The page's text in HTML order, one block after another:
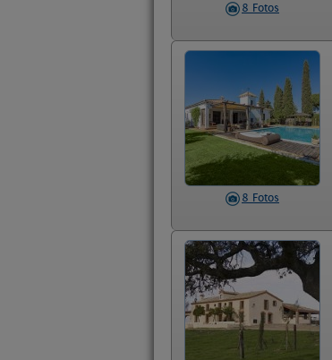
8 Fotos
8 Fotos